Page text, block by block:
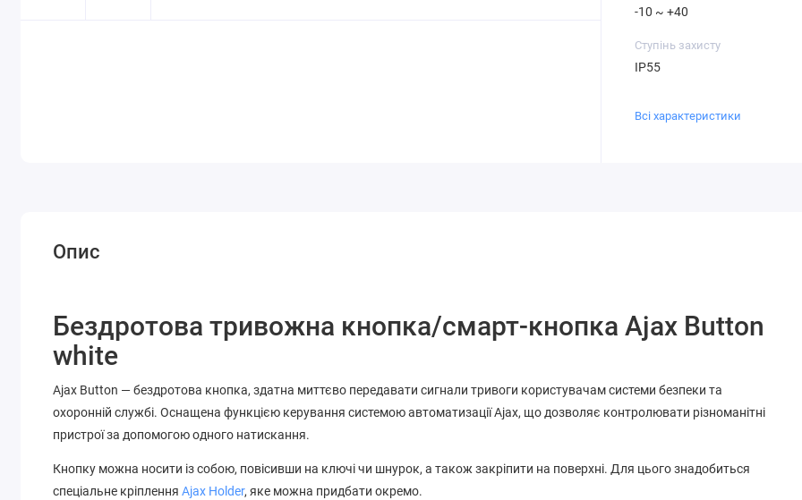
-10 ~ +40
Ступінь захисту
IP55
Всі характеристики
Опис
Бездротова тривожна кнопка/смарт-кнопка Ajax Button
white
Ajax Button — бездротова кнопка, здатна миттєво передавати сигнали тривоги користувачам системи безпеки та
охоронній службі. Оснащена функцією керування системою автоматизації Ajax, що дозволяє контролювати різноманітні
пристрої за допомогою одного натискання.
Кнопку можна носити із собою, повісивши на ключі чи шнурок, а також закріпити на поверхні. Для цього знадобиться
спеціальне кріпленняAjax Holder, яке можна придбати окремо.